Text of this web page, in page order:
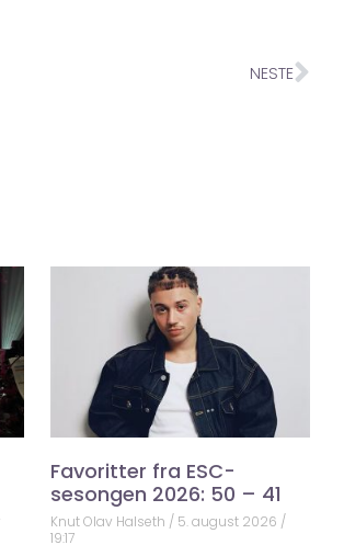
NESTE
Favoritter fra ESC-
sesongen 2026: 50 – 41
Knut Olav Halseth
5. august 2026
19:17